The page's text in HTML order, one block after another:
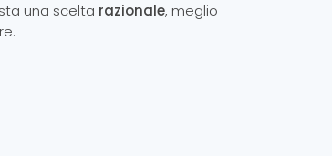
una scelta razionale, meglio